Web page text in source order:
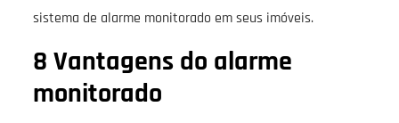
sistema de alarme monitorado em seus imóveis.
8 Vantagens do alarme
monitorado